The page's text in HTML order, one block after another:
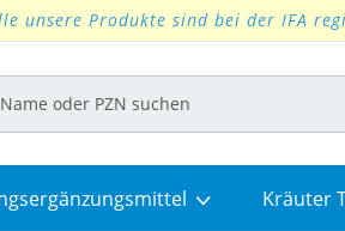
unsere Produkte sind bei der IFA
Kräuter